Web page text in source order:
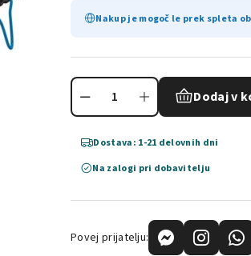
Nakup je mogoč le prek spleta
Dodaj v
Dostava: 1-21 delovnih dni
Na zalogi pri dobavitelju
Povej prijatelju: